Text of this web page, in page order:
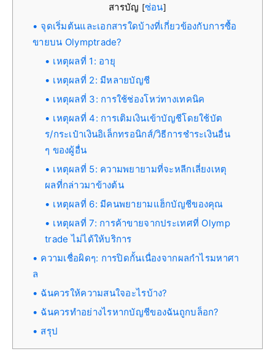
สารบัญ [ซ่อน]
จุดเริ่มต้นและเอกสารใดบ้างที่เกี่ยวข้องกับการซื้อ
ขายบน Olymptrade?
เหตุผลที่ 1: อายุ
เหตุผลที่ 2: มีหลายบัญชี
เหตุผลที่ 3: การใช้ช่องโหว่ทางเทคนิค
เหตุผลที่ 4: การเติมเงินเข้าบัญชีโดยใช้บัต
ร/กระเป๋าเงินอิเล็กทรอนิกส์/วิธีการชำระเงินอื่น
ๆ ของผู้อื่น
เหตุผลที่ 5: ความพยายามที่จะหลีกเลี่ยงเหตุ
ผลที่กล่าวมาข้างต้น
เหตุผลที่ 6: มีคนพยายามแฮ็กบัญชีของคุณ
เหตุผลที่ 7: การค้าขายจากประเทศที่ Olymp
trade ไม่ได้ให้บริการ
ความเชื่อผิดๆ: การปิดกั้นเนื่องจากผลกำไรมหาศา
ล
ฉันควรให้ความสนใจอะไรบ้าง?
ฉันควรทำอย่างไรหากบัญชีของฉันถูกบล็อก?
สรุป